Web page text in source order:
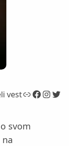
vestLink Facebook InstagramTwitter
svom